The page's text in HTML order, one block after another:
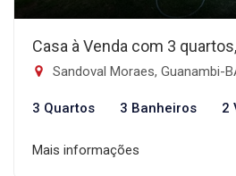
Casa à Venda com 3
Sandoval Moraes, Guanambi-
3 Quartos 3 Banheiros 2
Mais informações